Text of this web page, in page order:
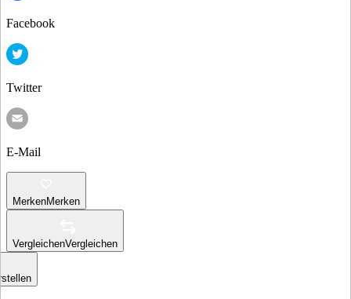
Facebook
Twitter
E-Mail
MerkenMerken
VergleichenVergleichen